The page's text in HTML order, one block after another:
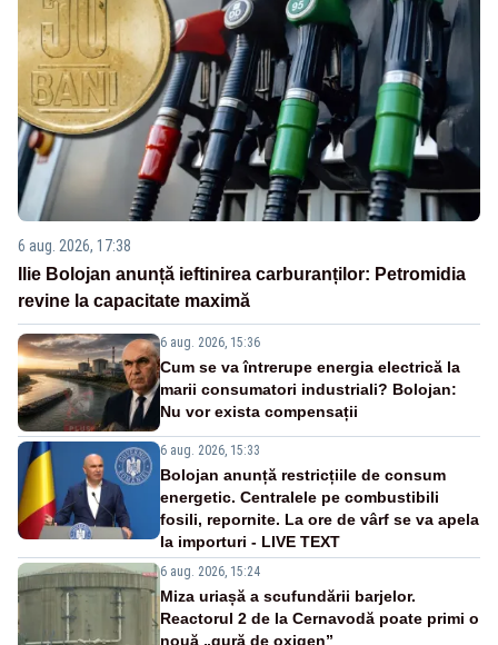
6 aug. 2026, 17:38
Ilie Bolojan anunță ieftinirea carburanților: Petromidia
revine la capacitate maximă
6 aug. 2026, 15:36
Cum se va întrerupe energia electrică la
marii consumatori industriali? Bolojan:
Nu vor exista compensații
6 aug. 2026, 15:33
Bolojan anunță restricțiile de consum
energetic. Centralele pe combustibili
fosili, repornite. La ore de vârf se va apela
la importuri - LIVE TEXT
6 aug. 2026, 15:24
Miza uriașă a scufundării barjelor.
Reactorul 2 de la Cernavodă poate primi o
nouă „gură de oxigen”